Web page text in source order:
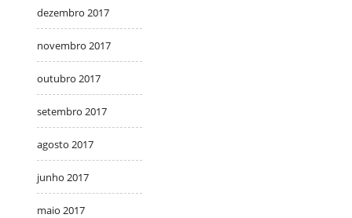
dezembro 2017
novembro 2017
outubro 2017
setembro 2017
agosto 2017
junho 2017
maio 2017